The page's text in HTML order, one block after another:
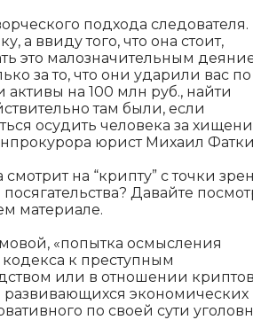
подхода следователя.
а ввиду того, что она стоит,
это малозначительным
за то, что они ударили вас по
активы на 100 млн руб., найти
там были, если
осудить человека за
юрист Михаил
на “крипту” с точки
Давайте
материале.
«попытка осмысления
к преступным
или в отношении
экономических
по своей сути